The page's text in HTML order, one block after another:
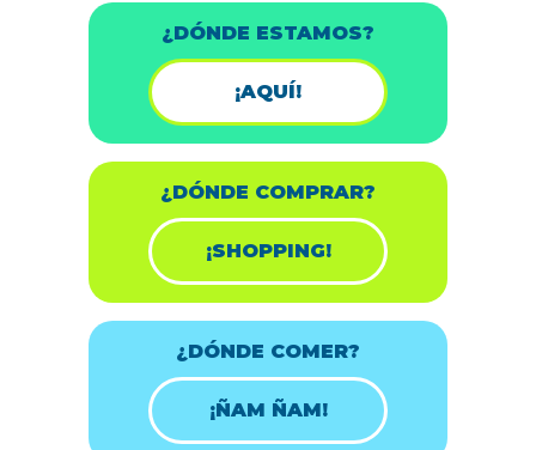
¿DÓNDE ESTAMOS?
¡AQUÍ!
¿DÓNDE COMPRAR?
¡SHOPPING!
¿DÓNDE COMER?
¡ÑAM ÑAM!